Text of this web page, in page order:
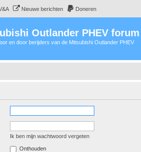
Nieuwe berichten Doneren
Outlander PHEV forum
en door berijders van de Mitsubishi Outlander PHEV
Ik ben mijn wachtwoord vergeten
Onthouden